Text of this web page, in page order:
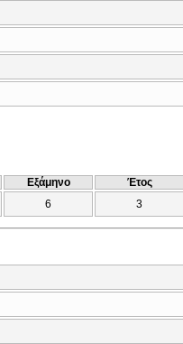
Εξάμηνο Έτος
6 3